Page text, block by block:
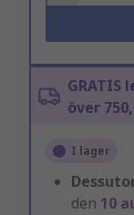
över
I lager
den 10